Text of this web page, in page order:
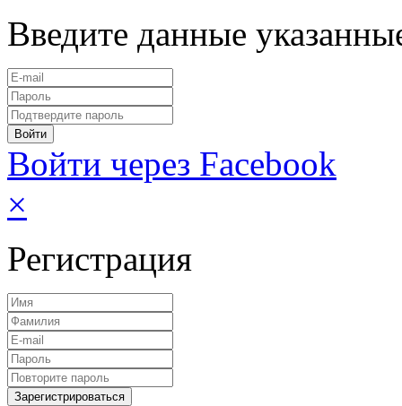
Введите данные
Войти через Facebook
×
Регистрация